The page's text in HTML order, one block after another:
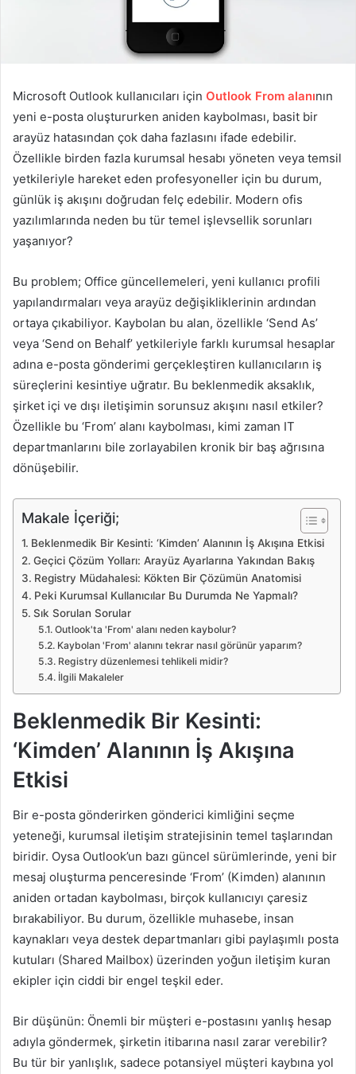
Microsoft Outlook kullanıcıları için Outlook From alanının
yeni e-posta oluştururken aniden kaybolması, basit bir
arayüz hatasından çok daha fazlasını ifade edebilir.
Özellikle birden fazla kurumsal hesabı yöneten veya temsil
yetkileriyle hareket eden profesyoneller için bu durum,
günlük iş akışını doğrudan felç edebilir. Modern ofis
yazılımlarında neden bu tür temel işlevsellik sorunları
yaşanıyor?
Bu problem; Office güncellemeleri, yeni kullanıcı profili
yapılandırmaları veya arayüz değişikliklerinin ardından
ortaya çıkabiliyor. Kaybolan bu alan, özellikle ‘Send As’
veya ‘Send on Behalf’ yetkileriyle farklı kurumsal hesaplar
adına e-posta gönderimi gerçekleştiren kullanıcıların iş
süreçlerini kesintiye uğratır. Bu beklenmedik aksaklık,
şirket içi ve dışı iletişimin sorunsuz akışını nasıl etkiler?
Özellikle bu ‘From’ alanı kaybolması, kimi zaman IT
departmanlarını bile zorlayabilen kronik bir baş ağrısına
dönüşebilir.
Makale İçeriği;
Beklenmedik Bir Kesinti: ‘Kimden’ Alanının İş Akışına Etkisi
Geçici Çözüm Yolları: Arayüz Ayarlarına Yakından Bakış
Registry Müdahalesi: Kökten Bir Çözümün Anatomisi
Peki Kurumsal Kullanıcılar Bu Durumda Ne Yapmalı?
Sık Sorulan Sorular
Outlook'ta 'From' alanı neden kaybolur?
Kaybolan 'From' alanını tekrar nasıl görünür yaparım?
Registry düzenlemesi tehlikeli midir?
İlgili Makaleler
Beklenmedik Bir Kesinti:
‘Kimden’ Alanının İş Akışına
Etkisi
Bir e-posta gönderirken gönderici kimliğini seçme
yeteneği, kurumsal iletişim stratejisinin temel taşlarından
biridir. Oysa Outlook’un bazı güncel sürümlerinde, yeni bir
mesaj oluşturma penceresinde ‘From’ (Kimden) alanının
aniden ortadan kaybolması, birçok kullanıcıyı çaresiz
bırakabiliyor. Bu durum, özellikle muhasebe, insan
kaynakları veya destek departmanları gibi paylaşımlı posta
kutuları (Shared Mailbox) üzerinden yoğun iletişim kuran
ekipler için ciddi bir engel teşkil eder.
Bir düşünün: Önemli bir müşteri e-postasını yanlış hesap
adıyla göndermek, şirketin itibarına nasıl zarar verebilir?
Bu tür bir yanlışlık, sadece potansiyel müşteri kaybına yol